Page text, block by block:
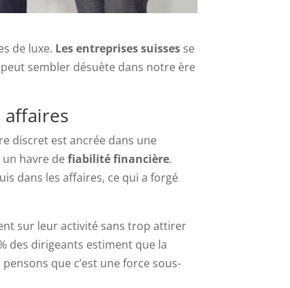
de luxe. Les entreprises suisses se
sembler désuète dans notre ère
affaires
discret est ancrée dans une
un havre defiabilité financière.
dans les affaires, ce qui a forgé
sur leur activité sans trop attirer
des dirigeants estiment que la
que c’est une force sous-